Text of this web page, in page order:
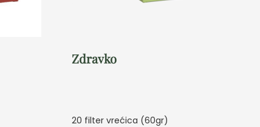
Zdravko
20 filter vrećica (60gr)